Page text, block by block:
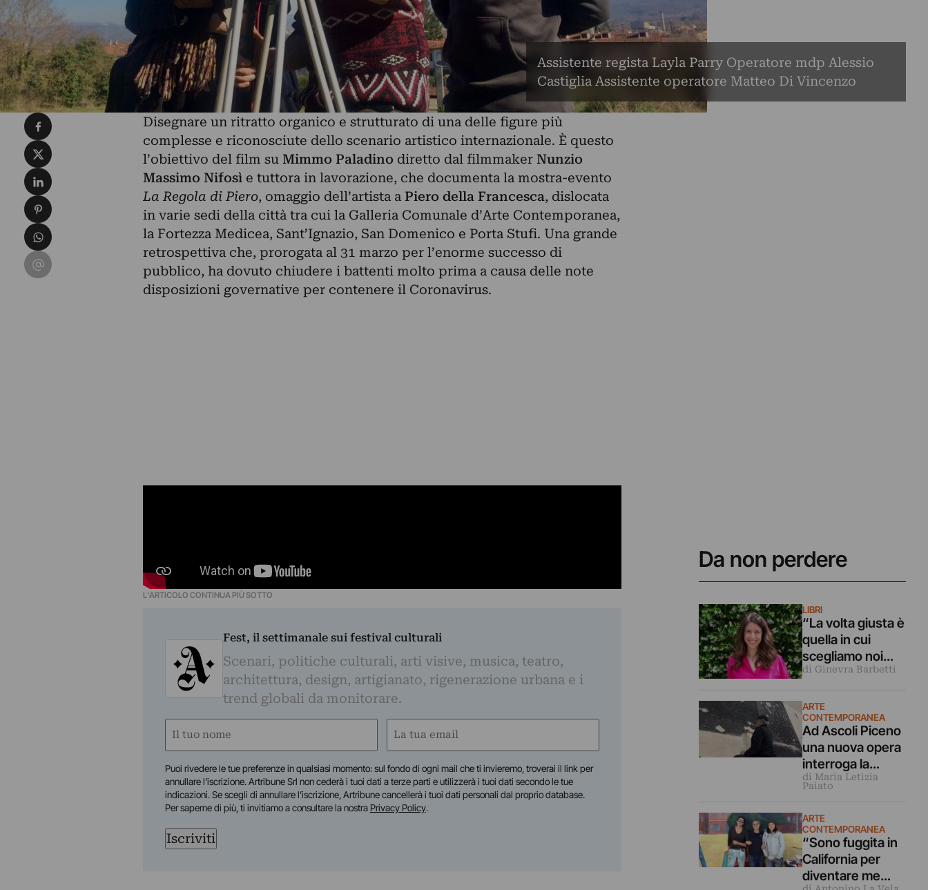
Assistente regista Layla Parry Operatore mdp Alessio
Castiglia Assistente operatore Matteo Di Vincenzo
Disegnare un ritratto organico e strutturato di una delle figure più
complesse e riconosciute dello scenario artistico internazionale. È questo
l’obiettivo del film su Mimmo Paladino diretto dal filmmaker Nunzio
Massimo Nifosìe tuttora in lavorazione, che documenta la mostra-evento
La Regola di Piero, omaggio dell’artista a Piero della Francesca, dislocata
in varie sedi della città tra cui la Galleria Comunale d’Arte Contemporanea,
la Fortezza Medicea, Sant’Ignazio, San Domenico e Porta Stufi. Una grande
retrospettiva che, prorogata al 31 marzo per l’enorme successo di
pubblico, ha dovuto chiudere i battenti molto prima a causa delle note
disposizioni governative per contenere il Coronavirus.
L'ARTICOLO CONTINUA PIÙ SOTTO
Fest, il settimanale sui festival culturali
Scenari, politiche culturali, arti visive, musica, teatro,
architettura, design, artigianato, rigenerazione urbana e i
trend globali da monitorare.
Nome
Email
Puoi rivedere le tue preferenze in qualsiasi momento: sul fondo di ogni mail che ti invieremo, troverai il link per
annullare l’iscrizione. Artribune Srl non cederà i tuoi dati a terze parti e utilizzerà i tuoi dati secondo le tue
indicazioni. Se scegli di annullare l’iscrizione, Artribune cancellerà i tuoi dati personali dal proprio database.
Per saperne di più, ti invitiamo a consultare la nostra Privacy Policy.
Iscriviti
Da non perdere
LIBRI
“La volta giusta è
quella in cui
scegliamo noi
stessi”.
scrittrice
Lorenza Gentile
di Ginevra Barbetti
ARTE
CONTEMPORANEA
Ad Ascoli Piceno
una nuova opera
interroga la
Sibilla. Intervista
Galliani
di Maria Letizia
Paiato
ARTE
CONTEMPORANEA
“Sono fuggita in
California per
diventare me
Condividi su Facebook
Condividi su X
Condividi su LinkedIn
Condividi su Pinterest
Condividi su WhatsApp
Condividi su Email